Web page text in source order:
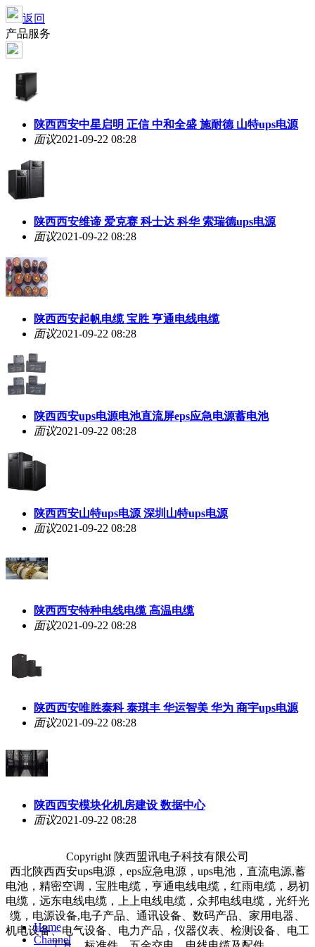
返回
产品服务
陕西西安中星启明 正信 中和全盛 施耐德 山特ups电源
面议2021-09-22 08:28
陕西西安维谛 爱克赛 科士达 科华 索瑞德ups电源
面议2021-09-22 08:28
陕西西安起帆电缆 宝胜 亨通电线电缆
面议2021-09-22 08:28
陕西西安ups电源电池直流屏eps应急电源蓄电池
面议2021-09-22 08:28
陕西西安山特ups电源 深圳山特ups电源
面议2021-09-22 08:28
陕西西安特种电线电缆 高温电缆
面议2021-09-22 08:28
陕西西安唯胜泰科 泰琪丰 华运智美 华为 商宇ups电源
面议2021-09-22 08:28
陕西西安模块化机房建设 数据中心
面议2021-09-22 08:28
Copyright 陕西盟讯电子科技有限公司
西北陕西西安ups电源，eps应急电源，ups电池，直流电源,蓄
电池，精密空调，宝胜电缆，亨通电线电缆，红雨电缆，易初
电缆，远东电线电缆，上上电线电缆，众邦电线电缆，光纤光
缆，电源设备,电子产品、通讯设备、数码产品、家用电器、
机电设备、电气设备、电力产品，仪器仪表、检测设备、电工
Home
Channel